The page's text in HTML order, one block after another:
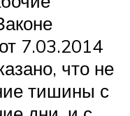
7.03.2014
что не
тишины с